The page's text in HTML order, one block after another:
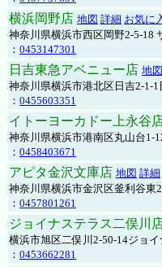
横浜岡野店 地図 詳細 お気に
神奈川県横浜市西区岡野2-5-18
： 0453147301
日吉東急アベニュー店 地図
神奈川県横浜市港北区日吉2-
： 0455603351
イトーヨーカドー上永谷
神奈川県横浜市港南区丸山台1-
： 0458403671
アピタ金沢文庫店 地図 詳細
神奈川県横浜市金沢区釜利谷東
： 0457801261
ジョイナステラス二俣川
横浜市旭区二俣川2-50-14ジョ
： 0453662281